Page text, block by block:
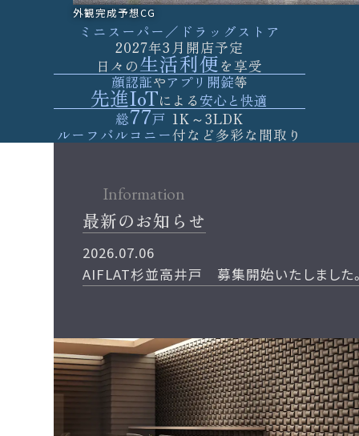
外観完成予想CG
ミニスーパー／ドラッグストア
2027年3月開店予定
日々の生活利便を享受
顔認証やアプリ開錠等
先進IoTによる 安心と快適
総77戸 1K～3LDK
ルーフバルコニー付など多彩な間取り
最新のお知らせ
2026.07.06
AIFLAT杉並高井戸 募集開始いたしました